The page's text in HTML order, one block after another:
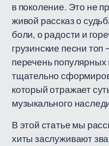
в поколение. Это не
живой рассказ о
боли, о радости и
грузинские песни
перечень
тщательно
который отражает
музыкального
В этой статье мы
хиты заслуживают